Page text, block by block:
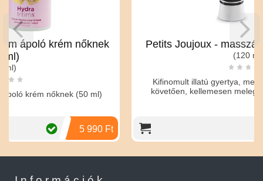
ml)
Petits Joujoux - masszázsgyertya
Kifinomult illatú gyertya, mely a kanóc
követően, kellemesen meleg masszázsolajjá